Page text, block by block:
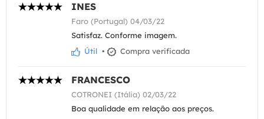
INES
Faro (Portugal) 04/03/22
Satisfaz. Conforme imagem.
Útil • Compra verificada
FRANCESCO
COTRONEI (Itália) 02/03/22
Boa qualidade em relação aos preços.